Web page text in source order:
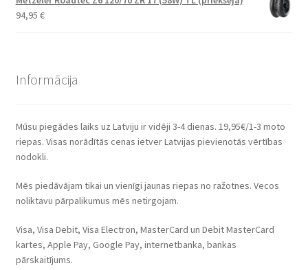
94,95 €
Informācija
Mūsu piegādes laiks uz Latviju ir vidēji 3-4 dienas. 19,95€/1-3 moto
riepas. Visas norādītās cenas ietver Latvijas pievienotās vērtības
nodokli.
Mēs piedāvājam tikai un vienīgi jaunas riepas no ražotnes. Vecos
noliktavu pārpalikumus mēs netirgojam.
Visa, Visa Debit, Visa Electron, MasterCard un Debit MasterCard
kartes, Apple Pay, Google Pay, internetbanka, bankas
pārskaitījums.